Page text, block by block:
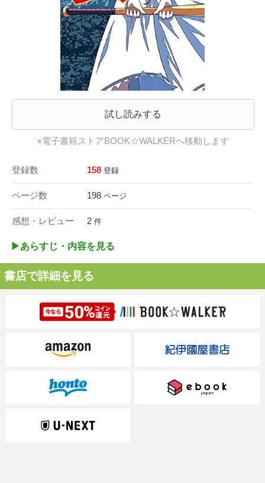
試し読みする
※電子書籍ストアBOOK☆WALKERへ移動します
登録数 158 登録
ページ数 198 ページ
感想・レビュー 2 件
▶︎あらすじ・内容を見る
書店で詳細を見る